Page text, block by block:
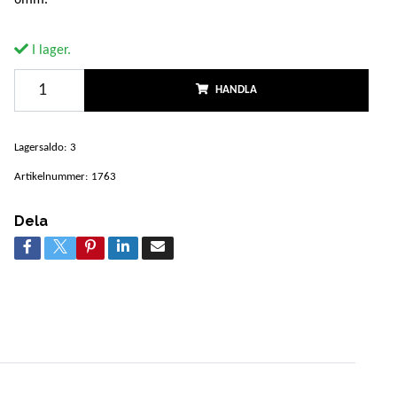
I lager.
HANDLA
Lagersaldo: 3
Artikelnummer: 1763
Dela